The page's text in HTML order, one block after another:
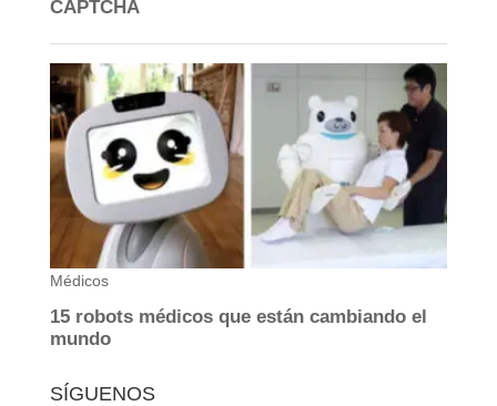
SÍGUENOS